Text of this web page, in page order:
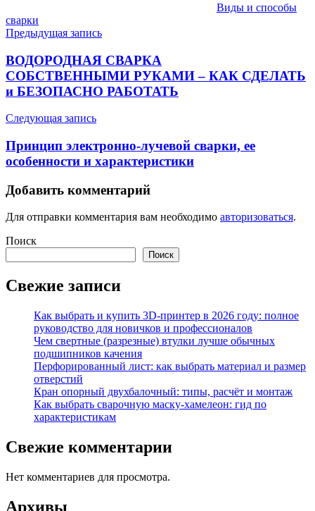
Виды и способы
сварки
Навигация
по
записям
Предыдущая запись
ВОДОРОДНАЯ СВАРКА
СОБСТВЕННЫМИ РУКАМИ – КАК СДЕЛАТЬ
и БЕЗОПАСНО РАБОТАТЬ
Следующая запись
Принцип электронно-лучевой сварки, ее
особенности и характеристики
Добавить комментарий
Для отправки комментария вам необходимо авторизоваться.
Поиск
Поиск
Свежие записи
Как выбрать и купить 3D-принтер в 2026 году: полное
руководство для новичков и профессионалов
Чем свертные (разрезные) втулки лучше обычных
подшипников качения
Перфорированный лист: как выбрать материал и размер
отверстий
Кран опорный двухбалочный: типы, расчёт и монтаж
Как выбрать сварочную маску-хамелеон: гид по
характеристикам
Свежие комментарии
Нет комментариев для просмотра.
Архивы